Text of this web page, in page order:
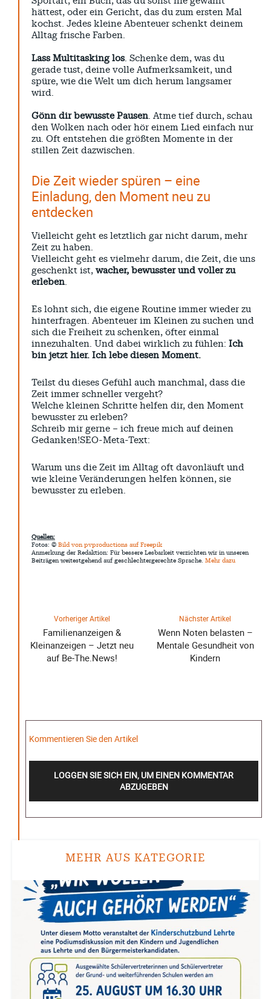
MEHR AUS KATEGORIE
hättest, oder ein Gericht, das du zum ersten Mal
kochst. Jedes kleine Abenteuer schenkt deinem
Alltag frische Farben.
Lass Multitasking los. Schenke dem, was du
gerade tust, deine volle Aufmerksamkeit, und
spüre, wie die Welt um dich herum langsamer
wird.
Gönn dir bewusste Pausen . Atme tief durch, schau
den Wolken nach oder hör einem Lied einfach nur
zu. Oft entstehen die größten Momente in der
stillen Zeit dazwischen.
Die Zeit wieder spüren – eine
Einladung, den Moment neu zu
entdecken
Vielleicht geht es letztlich gar nicht darum, mehr
Zeit zu haben.
Vielleicht geht es vielmehr darum, die Zeit, die uns
geschenkt ist, wacher, bewusster und voller zu
erleben
Es lohnt sich, die eigene Routine immer wieder zu
hinterfragen. Abenteuer im Kleinen zu suchen und
sich die Freiheit zu schenken, öfter einmal
innezuhalten. Und dabei wirklich zu fühlen: Ich
bin jetzt hier. Ich lebe diesen Moment.
Teilst du dieses Gefühl auch manchmal, dass die
Zeit immer schneller vergeht?
Welche kleinen Schritte helfen dir, den Moment
bewusster zu erleben?
Schreib mir gerne – ich freue mich auf deinen
Gedanken!SEO-Meta-Text:
Warum uns die Zeit im Alltag oft davonläuft und
wie kleine Veränderungen helfen können, sie
bewusster zu erleben.
Quellen:
Fotos: © Bild von pvproductions auf Freepik
Anmerkung der Redaktion: Für bessere Lesbarkeit verzichten wir in unseren
Beiträgen weitestgehend auf geschlechtergerechte Sprache. Mehr dazu
Vorheriger Artikel
Familienanzeigen &
Kleinanzeigen – Jetzt neu
auf Be-The.News!
Nächster Artikel
Wenn Noten belasten –
Mentale Gesundheit von
Kindern
Kommentieren Sie den Artikel
LOGGEN SIE SICH EIN, UM EINEN KOMMENTAR
ABZUGEBEN